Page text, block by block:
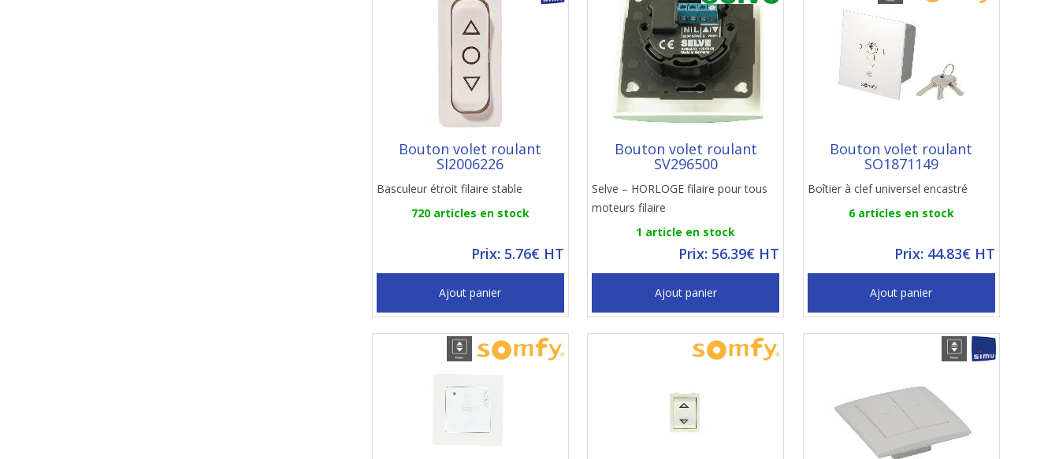
Bouton volet roulant
SI2006226
Basculeur étroit filaire stable
720 articles en stock
Prix: 5.76€ HT
Ajout panier
Bouton volet roulant
SV296500
Selve – HORLOGE filaire pour tous
moteurs filaire
1 article en stock
Prix: 56.39€ HT
Ajout panier
Bouton volet roulant
SO1871149
Boîtier à clef universel encastré
6 articles en stock
Prix: 44.83€ HT
Ajout panier